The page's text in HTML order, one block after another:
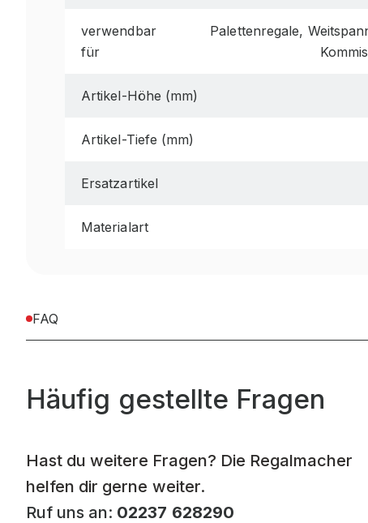
verwendbar
für
Palettenregale,
Artikel-Höhe (mm)
Artikel-Tiefe (mm)
Ersatzartikel
Materialart
FAQ
Häufig gestellte Fragen
Hast du weitere Fragen? Die Regalmacher
helfen dir gerne weiter.
Ruf uns an: 02237 628290